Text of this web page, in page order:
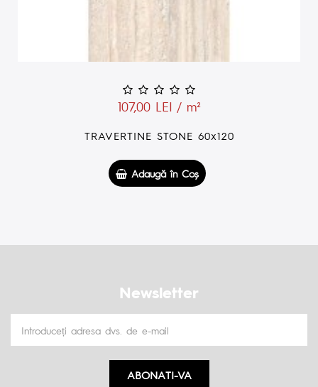
107,00 LEI / m²
TRAVERTINE STONE 60x120
Adaugă în Coş
Newsletter
ABONATI-VA